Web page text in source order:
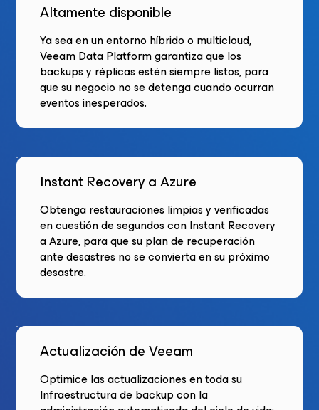
Altamente disponible
Ya sea en un entorno híbrido o multicloud,
Veeam Data Platform garantiza que los
backups y réplicas estén siempre listos, para
que su negocio no se detenga cuando ocurran
eventos inesperados.
Instant Recovery a Azure
Obtenga restauraciones limpias y verificadas
en cuestión de segundos con Instant Recovery
a Azure, para que su plan de recuperación
ante desastres no se convierta en su próximo
desastre.
Actualización de Veeam
Optimice las actualizaciones en toda su
Infraestructura de backup con la